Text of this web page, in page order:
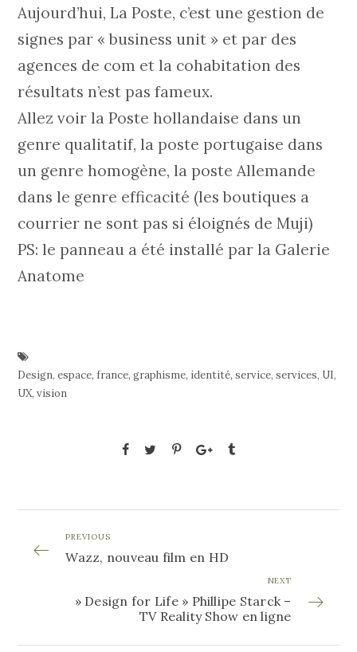
Aujourd’hui, La Poste, c’est une gestion de
signes par « business unit » et par des
agences de com et la cohabitation des
résultats n’est pas fameux.
Allez voir la Poste hollandaise dans un
genre qualitatif, la poste portugaise dans
un genre homogène, la poste Allemande
dans le genre efficacité (les boutiques a
courrier ne sont pas si éloignés de Muji)
PS: le panneau a été installé par la Galerie
Anatome
Design,espace,france,graphisme, identité,service,services, UI,
UX,vision
PREVIOUS
Wazz, nouveau film en HD
NEXT
» Design for Life » Phillipe Starck –
TV Reality Show en ligne